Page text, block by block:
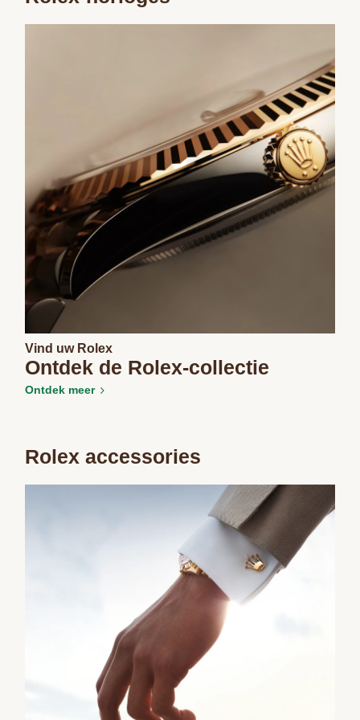
Vind uw Rolex
Ontdek de Rolex-collectie
Ontdek meer
Rolex accessories